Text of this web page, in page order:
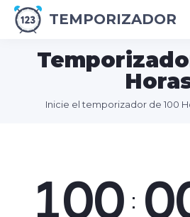
TEMPORIZADOR
Inicie el temporizador de 100
100 :